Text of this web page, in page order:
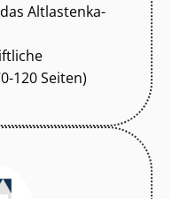
Alt­las­ten­ka­
120 Seiten)